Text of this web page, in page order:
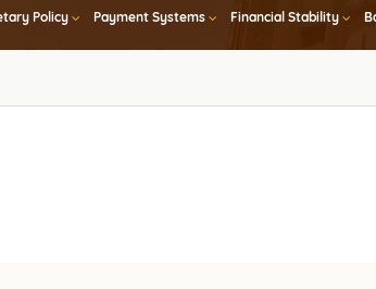
Policy Payment Systems Financial Stability